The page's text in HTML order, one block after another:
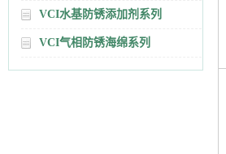
VCI水基防锈添加剂系列
VCI气相防锈海绵系列